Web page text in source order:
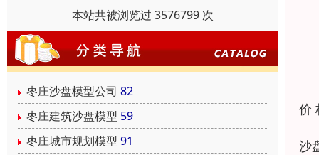
本站共被浏览过 3576799 次
枣庄沙盘模型公司 82
枣庄建筑沙盘模型 59
枣庄城市规划模型 91
价
沙